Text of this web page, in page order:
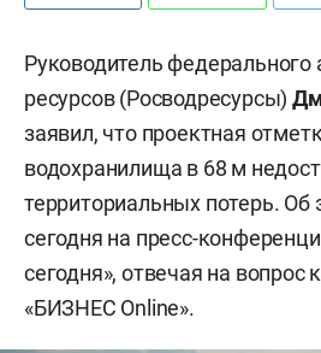
Руководитель федерального
ресурсов (Росводресурсы)
заявил, что проектная
водохранилища в 68 м
территориальных потерь. Об
сегодня на пресс-
сегодня», отвечая на вопрос
«БИЗНЕС Online».